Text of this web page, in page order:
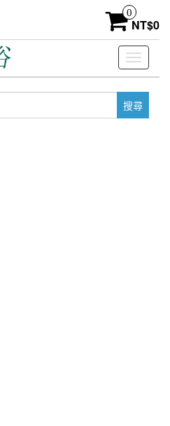
0
NT$0
Toggle